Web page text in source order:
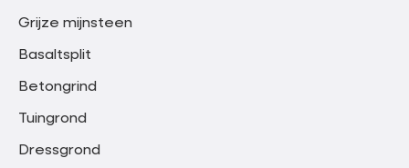
Grijze mijnsteen
Basaltsplit
Betongrind
Tuingrond
Dressgrond